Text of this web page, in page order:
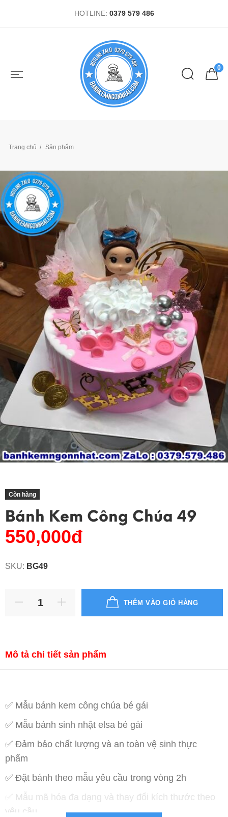
HOTLINE: 0379 579 486
0
Trang chủ Sản phẩm
Còn hàng
Bánh Kem Công Chúa 49
550,000đ
SKU: BG49
THÊM VÀO GIỎ HÀNG
Mô tả chi tiết sản phẩm
✅ Mẫu bánh kem công chúa bé gái
✅ Mẫu bánh sinh nhật elsa bé gái
✅ Đảm bảo chất lượng và an toàn vệ sinh thực
phẩm
✅ Đặt bánh theo mẫu yêu cầu trong vòng 2h
✅ Mẫu mã hóa đa dạng và thay đổi kích thước theo
yêu cầu